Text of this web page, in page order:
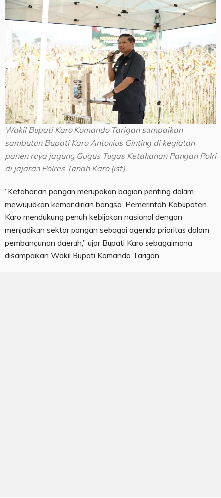
Wakil Bupati Karo Komando Tarigan sampaikan
sambutan Bupati Karo Antonius Ginting di kegiatan
panen raya jagung Gugus Tugas Ketahanan Pangan Polri
di jajaran Polres Tanah Karo.(ist)
“Ketahanan pangan merupakan bagian penting dalam
mewujudkan kemandirian bangsa. Pemerintah Kabupaten
Karo mendukung penuh kebijakan nasional dengan
menjadikan sektor pangan sebagai agenda prioritas dalam
pembangunan daerah,” ujar Bupati Karo sebagaimana
disampaikan Wakil Bupati Komando Tarigan.